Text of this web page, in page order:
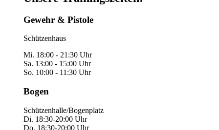
Gewehr & Pistole
Schützenhaus
Mi. 18:00 - 21:30 Uhr
Sa. 13:00 - 15:00 Uhr
So. 10:00 - 11:30 Uhr
Bogen
Schützenhalle/Bogenplatz
Di. 18:30-20:00 Uhr
Do. 18:30-20:00 Uhr